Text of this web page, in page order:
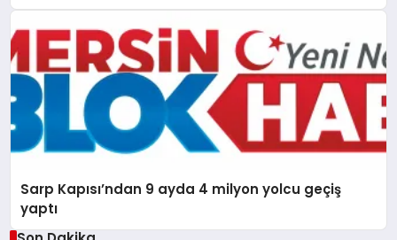
Sarp Kapısı’ndan 9 ayda 4 milyon yolcu geçiş
yaptı